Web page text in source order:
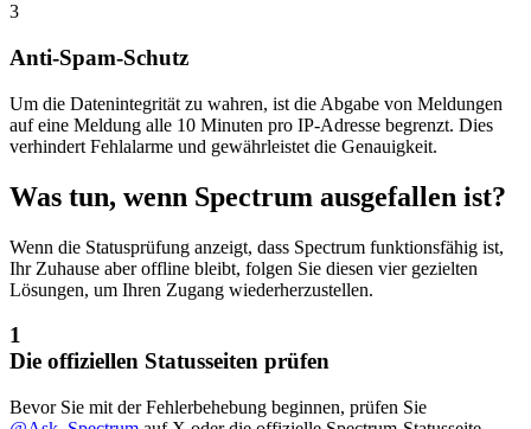
3
Anti-Spam-Schutz
Um die Datenintegrität zu wahren, ist die Abgabe von Meldungen
auf eine Meldung alle 10 Minuten pro IP-Adresse begrenzt. Dies
verhindert Fehlalarme und gewährleistet die Genauigkeit.
Was tun, wenn Spectrum ausgefallen ist?
Wenn die Statusprüfung anzeigt, dass Spectrum funktionsfähig ist,
Ihr Zuhause aber offline bleibt, folgen Sie diesen vier gezielten
Lösungen, um Ihren Zugang wiederherzustellen.
1
Die offiziellen Statusseiten prüfen
Bevor Sie mit der Fehlerbehebung beginnen, prüfen Sie